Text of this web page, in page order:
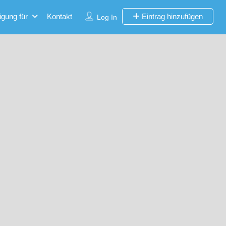
Log In Eintrag hinzufügen
für Kontakt